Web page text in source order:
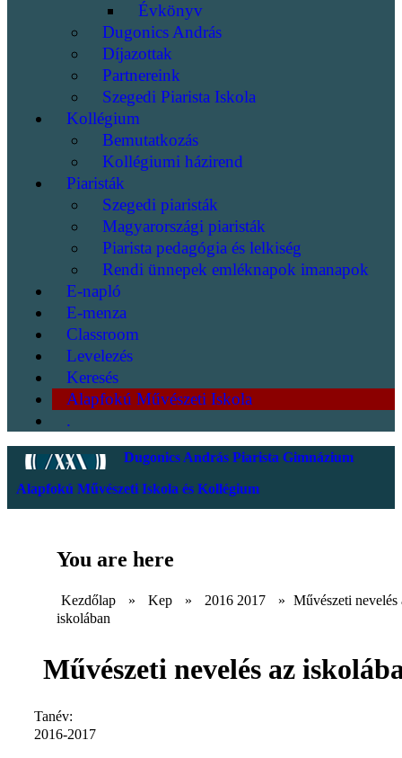
Évkönyv
Dugonics András
Díjazottak
Partnereink
Szegedi Piarista Iskola
Kollégium
Bemutatkozás
Kollégiumi házirend
Piaristák
Szegedi piaristák
Magyarországi piaristák
Piarista pedagógia és lelkiség
Rendi ünnepek emléknapok imanapok
E-napló
E-menza
Classroom
Levelezés
Keresés
Alapfokú Művészeti Iskola
.
Dugonics András Piarista Gimnázium
Alapfokú Művészeti Iskola és Kollégium
You are here
Kezdőlap » Kep » 2016 2017 » Művészeti nevelés
iskolában
Művészeti nevelés az
Tanév:
2016-2017